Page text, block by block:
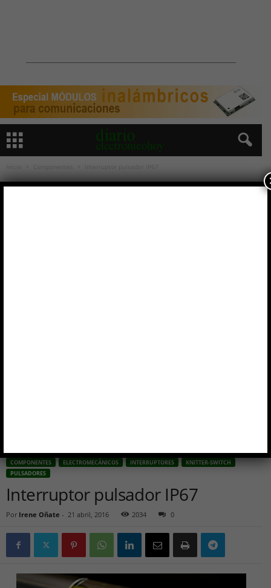
Componentes Interruptor pulsador IP67
COMPONENTES ELECTROMECÁNICOS INTERRUPTORES
KNITTER-SWITCH
PULSADORES
Interruptor pulsador IP67
Por Irene Oñate - 21 abril, 2016 2034 0